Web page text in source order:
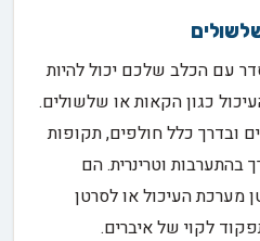
עם הכלב שלכם יכול להיות
כגון הקאות או שלשולים.
ובדרך כלל חולפים, תקופות
בהתערבות וטרינרית. הם
מערכת העיכול או לסרטן
לקוי של איברים.